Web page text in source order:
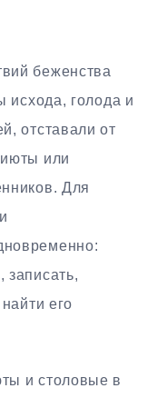
беженства
исхода, голода и
отставали от
или
Для
записать,
его
и столовые в